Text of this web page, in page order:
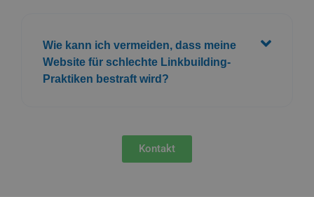
Wie kann ich vermeiden, dass meine
Website für schlechte Linkbuilding-
Praktiken bestraft wird?
Kontakt